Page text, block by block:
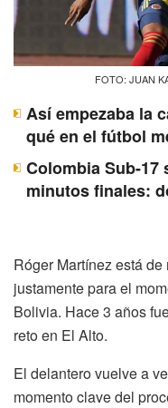
FOTO: JUAN
Así empezaba la
qué en el fútbol
Colombia Sub-17
minutos finales:
Róger Martínez está
justamente para el
Bolivia. Hace 3 años
reto en El Alto.
El delantero vuelve a
momento clave del